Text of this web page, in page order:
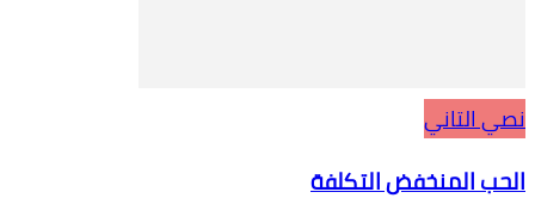
نصي التاني
الحب المنخفض التكلفة